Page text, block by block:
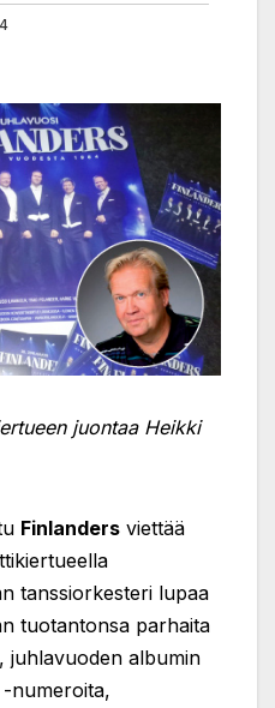
juontaa Heikki
Finlanders viettää
tanssiorkesteri lupaa
tuotantonsa parhaita
juhlavuoden albumin
numeroita,